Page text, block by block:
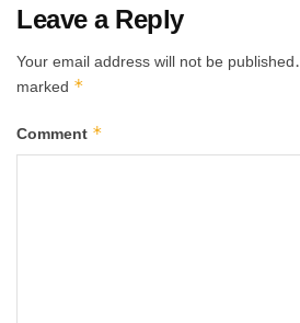
Leave a Reply
Your email address will not be published.
marked *
Comment *